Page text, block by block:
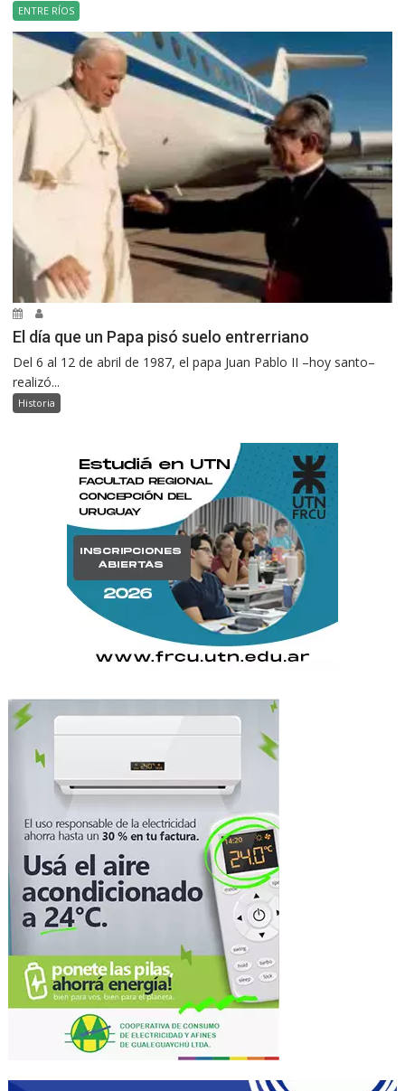
ENTRE RÍOS
El día que un Papa pisó suelo entrerriano
Del 6 al 12 de abril de 1987, el papa Juan Pablo II –hoy santo–
realizó...
Historia